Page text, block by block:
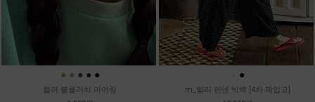
● ● ● ● ●
컬러 볼클러치 이어링
●
m_빌리 린넨 빅백 [4차 재입고]